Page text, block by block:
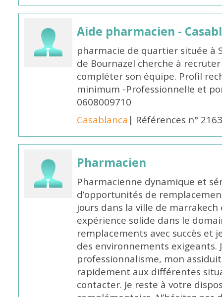
Aide pharmacien -
pharmacie de quartier située à
de Bournazel cherche à
compléter son équipe. Profil
minimum -Professionnelle et
0608009710
Casablanca | Références n°
Pharmacien
Pharmacienne dynamique et
d’opportunités de
jours dans la ville de marrakech
expérience solide dans le
remplacements avec succès et
des environnements exigeants.
professionnalisme, mon
rapidement aux différentes
contacter. Je reste à votre